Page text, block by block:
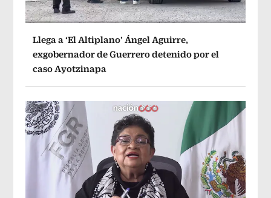
Llega a ‘El Altiplano’ Ángel Aguirre,
exgobernador de Guerrero detenido por el
caso Ayotzinapa